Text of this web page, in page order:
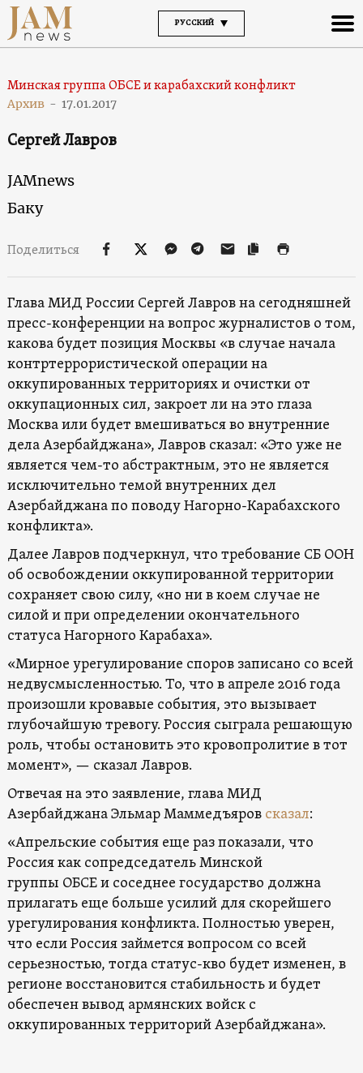
РУССКИЙ
Минская группа ОБСЕ и карабахский конфликт
Архив - 17.01.2017
Сергей Лавров
JAMnews
Баку
Поделиться
Глава МИД России Сергей Лавров на сегодняшней
пресс-конференции на вопрос журналистов о том,
какова будет позиция Москвы «в случае начала
контртеррористической операции на
оккупированных территориях и очистки от
оккупационных сил, закроет ли на это глаза
Москва или будет вмешиваться во внутренние
дела Азербайджана», Лавров сказал: «Это уже не
является чем-то абстрактным, это не является
исключительно темой внутренних дел
Азербайджана по поводу Нагорно-Карабахского
конфликта».
Далее Лавров подчеркнул, что требование СБ ООН
об освобождении оккупированной территории
сохраняет свою силу, «но ни в коем случае не
силой и при определении окончательного
статуса Нагорного Карабаха».
«Мирное урегулирование споров записано со всей
недвусмысленностью. То, что в апреле 2016 года
произошли кровавые события, это вызывает
глубочайшую тревогу. Россия сыграла решающую
роль, чтобы остановить это кровопролитие в тот
момент», — сказал Лавров.
Отвечая на это заявление, глава МИД
Азербайджана Эльмар Маммедъяров сказал:
«Апрельские события еще раз показали, что
Россия как сопредседатель Минской
группы ОБСЕ и соседнее государство должна
прилагать еще больше усилий для скорейшего
урегулирования конфликта. Полностью уверен,
что если Россия займется вопросом со всей
серьезностью, тогда статус-кво будет изменен, в
регионе восстановится стабильность и будет
обеспечен вывод армянских войск с
оккупированных территорий Азербайджана».